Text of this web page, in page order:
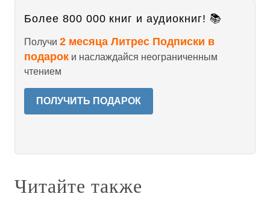
Более 800 000 книг и аудиокниг! 📚
Получи 2 месяца Литрес Подписки в
подарок и наслаждайся неограниченным
чтением
ПОЛУЧИТЬ ПОДАРОК
Читайте также